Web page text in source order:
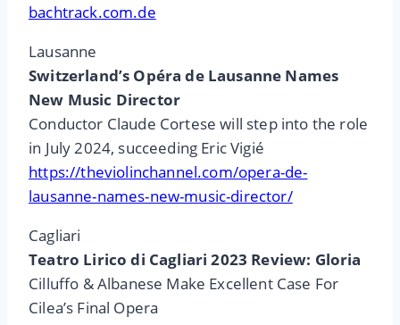
bachtrack.com.de
Lausanne
Switzerland’s Opéra de Lausanne Names
New Music Director
Conductor Claude Cortese will step into the role
in July 2024, succeeding Eric Vigié
https://theviolinchannel.com/opera-de-
lausanne-names-new-music-director/
Cagliari
Teatro Lirico di Cagliari 2023 Review: Gloria
Cilluffo & Albanese Make Excellent Case For
Cilea’s Final Opera